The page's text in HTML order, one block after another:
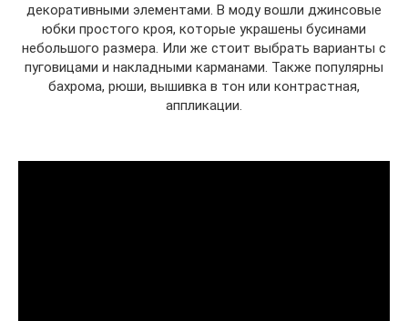
декоративными элементами. В моду вошли джинсовые
юбки простого кроя, которые украшены бусинами
небольшого размера. Или же стоит выбрать варианты с
пуговицами и накладными карманами. Также популярны
бахрома, рюши, вышивка в тон или контрастная,
аппликации.